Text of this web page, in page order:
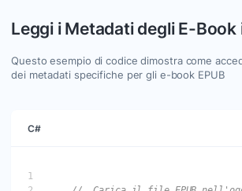
Leggi i Metadati degli E-Book
Questo esempio di codice dimostra come
dei metadati specifiche per gli e-book EPUB
C#